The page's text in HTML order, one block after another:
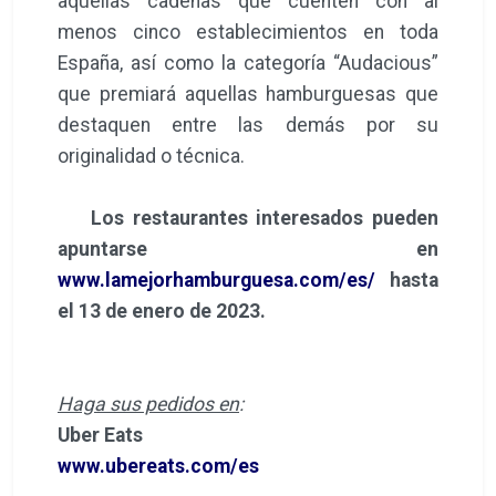
menos cinco establecimientos en toda
España, así como la categoría “Audacious”
que premiará aquellas hamburguesas que
destaquen entre las demás por su
originalidad o técnica.
Los restaurantes interesados pueden
apuntarse en
www.lamejorhamburguesa.com/es/ hasta
el 13 de enero de 2023.
Haga sus pedidos en:
Uber Eats
www.ubereats.com/es